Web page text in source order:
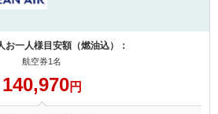
お一人様目安額（燃油込）：
航空券1名
140,970円